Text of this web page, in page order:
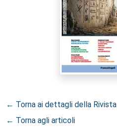
← Torna ai dettagli della Rivista
← Torna agli articoli